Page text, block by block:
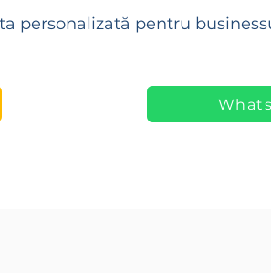
personalizată pentru